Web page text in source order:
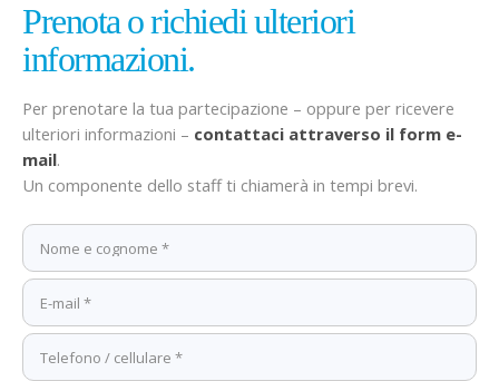
Prenota o richiedi ulteriori
informazioni.
Per prenotare la tua partecipazione – oppure per ricevere
ulteriori informazioni – contattaci attraverso il form e-
mail.
Un componente dello staff ti chiamerà in tempi brevi.